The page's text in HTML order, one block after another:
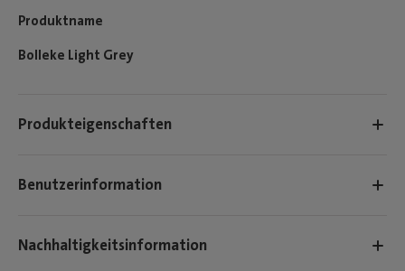
Produktname
Bolleke Light Grey
Produkteigenschaften
Benutzerinformation
Nachhaltigkeitsinformation